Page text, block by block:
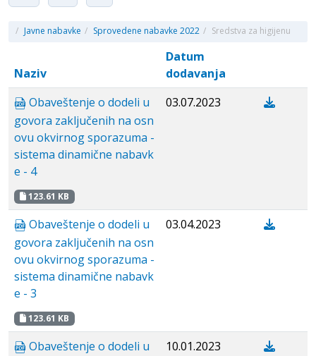
/ Javne nabavke / Sprovedene nabavke 2022 / Sredstva za higijenu
Naziv
Datum
dodavanja
Obaveštenje o dodeli u
govora zaključenih na osn
ovu okvirnog sporazuma -
sistema dinamične nabavk
e - 4
123.61 KB
03.07.2023
Obaveštenje o dodeli u
govora zaključenih na osn
ovu okvirnog sporazuma -
sistema dinamične nabavk
e - 3
123.61 KB
03.04.2023
Obaveštenje o dodeli u
10.01.2023